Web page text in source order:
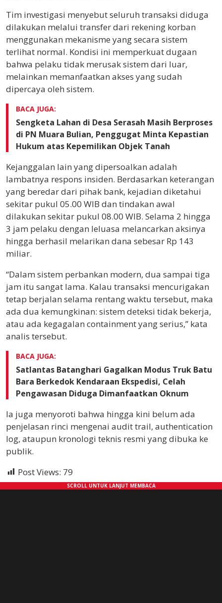
Tim investigasi menyebut seluruh transaksi diduga
dilakukan melalui transfer dari rekening korban
menggunakan mekanisme yang secara sistem
terlihat normal. Kondisi ini memperkuat dugaan
bahwa pelaku tidak merusak sistem dari luar,
melainkan memanfaatkan akses yang sudah
dipercaya oleh sistem.
BACA JUGA:
Sengketa Lahan di Desa Serasah Masih Berproses
di PN Muara Bulian, Penggugat Minta Kepastian
Hukum atas Kepemilikan Objek Tanah
Kejanggalan lain yang dipersoalkan adalah
lambatnya respons insiden. Berdasarkan keterangan
yang beredar dari pihak bank, kejadian diketahui
sekitar pukul 05.00 WIB dan tindakan awal
dilakukan sekitar pukul 08.00 WIB. Selama 2 hingga
3 jam pelaku dengan leluasa melancarkan aksinya
hingga berhasil melarikan dana sebesar Rp 143
miliar.
“Dalam sistem perbankan modern, dua sampai tiga
jam itu sangat lama. Kalau transaksi mencurigakan
tetap berjalan selama rentang waktu tersebut, maka
ada dua kemungkinan: sistem deteksi tidak bekerja,
atau ada kegagalan containment yang serius,” kata
analis tersebut.
BACA JUGA:
Satlantas Batanghari Gagalkan Modus Truk Batu
Bara Berkedok Kendaraan Ekspedisi, Celah
Pengawasan Diduga Dimanfaatkan Oknum
Ia juga menyoroti bahwa hingga kini belum ada
penjelasan rinci mengenai audit trail, authentication
log, ataupun kronologi teknis resmi yang dibuka ke
publik.
Post Views: 79